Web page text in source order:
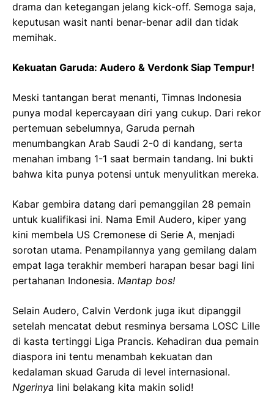
drama dan ketegangan jelang kick-off. Semoga saja,
keputusan wasit nanti benar-benar adil dan tidak
memihak.
Kekuatan Garuda: Audero & Verdonk Siap Tempur!
Meski tantangan berat menanti, Timnas Indonesia
punya modal kepercayaan diri yang cukup. Dari rekor
pertemuan sebelumnya, Garuda pernah
menumbangkan Arab Saudi 2-0 di kandang, serta
menahan imbang 1-1 saat bermain tandang. Ini bukti
bahwa kita punya potensi untuk menyulitkan mereka.
Kabar gembira datang dari pemanggilan 28 pemain
untuk kualifikasi ini. Nama Emil Audero, kiper yang
kini membela US Cremonese di Serie A, menjadi
sorotan utama. Penampilannya yang gemilang dalam
empat laga terakhir memberi harapan besar bagi lini
pertahanan Indonesia. Mantap bos!
Selain Audero, Calvin Verdonk juga ikut dipanggil
setelah mencatat debut resminya bersama LOSC Lille
di kasta tertinggi Liga Prancis. Kehadiran dua pemain
diaspora ini tentu menambah kekuatan dan
kedalaman skuad Garuda di level internasional.
Ngerinya lini belakang kita makin solid!